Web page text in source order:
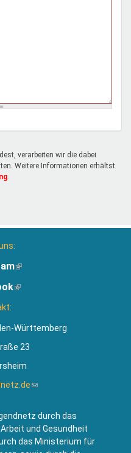
verarbeiten wir die dabei
Weitere Informationen erhältst
(Link
extern)
(Link
Württemberg
23
(Link
Mail)
durch das
und Gesundheit
das Ministerium für